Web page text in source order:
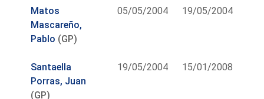
Matos
Mascareño,
Pablo (GP)
05/05/2004 19/05/2004
Santaella
Porras, Juan
(GP)
19/05/2004 15/01/2008